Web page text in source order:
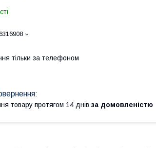
тільки за телефоном
товару протягом 14 днів за домовленістю